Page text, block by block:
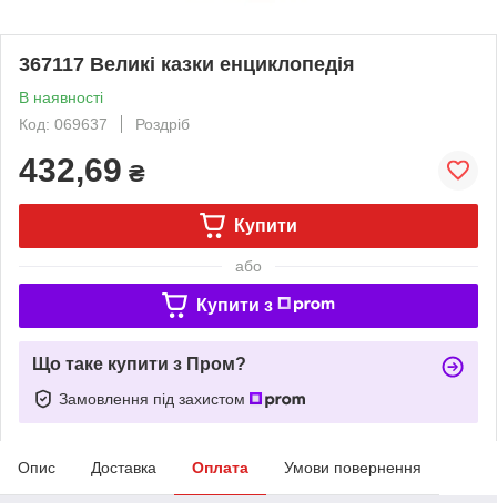
367117 Великі казки енциклопедія
В наявності
Код: 069637
Роздріб
432,69 ₴
Купити
або
Купити з
Що таке купити з Пром?
Замовлення під захистом
Опис Доставка Оплата Умови повернення